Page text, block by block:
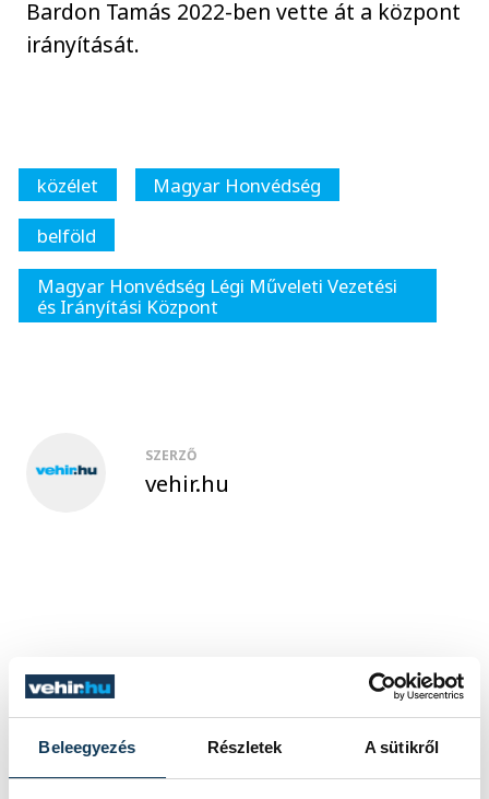
Beleegyezés Részletek A sütikről
Bardon Tamás 2022-ben vette át a központ
irányítását.
közélet
Magyar Honvédség
belföld
Magyar Honvédség Légi Műveleti Vezetési
és Irányítási Központ
SZERZŐ
vehir.hu
TOVÁBBI CIKKEK
KÖZÉLET